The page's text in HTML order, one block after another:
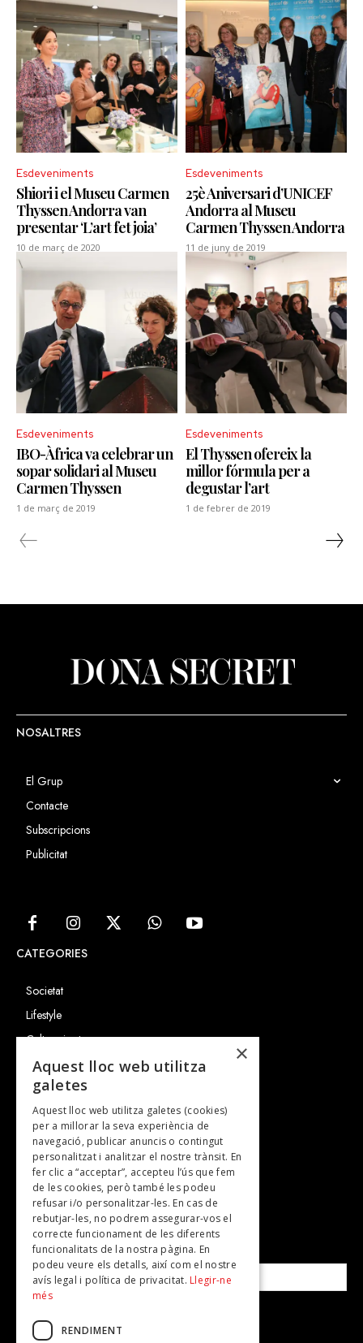
Esdeveniments
Shiori i el Museu Carmen
Thyssen Andorra van
presentar ‘L’art fet joia’
10 de març de 2020
Esdeveniments
25è Aniversari d’UNICEF
Andorra al Museu
Carmen Thyssen Andorra
11 de juny de 2019
Esdeveniments
IBO-Àfrica va celebrar un
sopar solidari al Museu
Carmen Thyssen
1 de març de 2019
Esdeveniments
El Thyssen ofereix la
millor fórmula per a
degustar l’art
1 de febrer de 2019
NOSALTRES
El Grup
Contacte
Subscripcions
Publicitat
CATEGORIES
Societat
Lifestyle
Cultura i art
Entrevistes
Gastronomia
TV
Plans per fer
Revistes
SUBSCRIU-TE A LA NOSTRA NEWSLETTER!
Correu electrònic*
Accepto lapolítica de privacitat
×
Aquest lloc web utilitza
galetes
Aquest lloc web utilitza galetes (cookies)
per a millorar la seva experiència de
navegació, publicar anuncis o contingut
personalitzat i analitzar el nostre trànsit. En
fer clic a “acceptar”, accepteu l’ús que fem
de les cookies, però també les podeu
refusar i/o personalitzar-les. En cas de
rebutjar-les, no podrem assegurar-vos el
correcte funcionament de les diferents
funcionalitats de la nostra pàgina. En
podeu veure els detalls, així com el nostre
avís legal i política de privacitat. Llegir-ne
més
RENDIMENT